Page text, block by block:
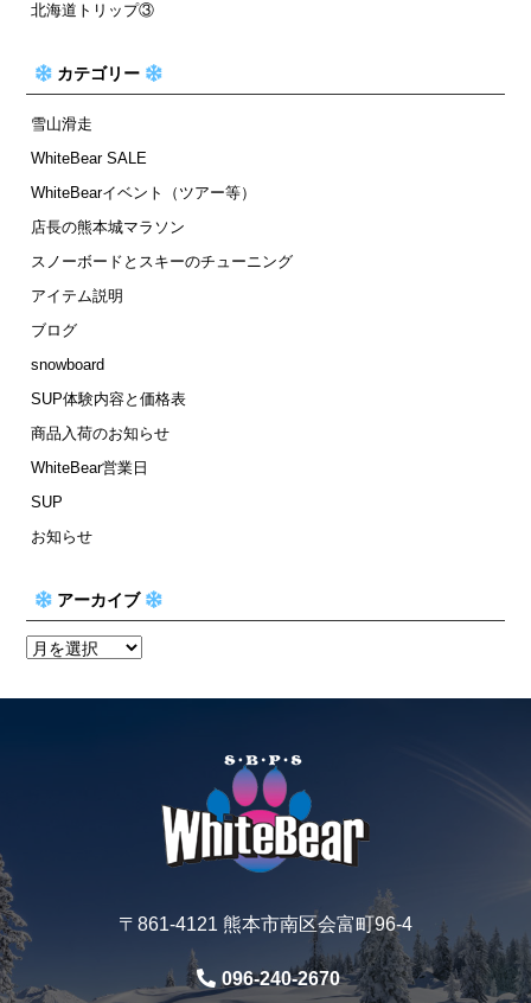
北海道トリップ③
カテゴリー
雪山滑走
WhiteBear SALE
WhiteBearイベント（ツアー等）
店長の熊本城マラソン
スノーボードとスキーのチューニング
アイテム説明
ブログ
snowboard
SUP体験内容と価格表
商品入荷のお知らせ
WhiteBear営業日
SUP
お知らせ
アーカイブ
〒861-4121 熊本市南区会富町96-4
096-240-2670